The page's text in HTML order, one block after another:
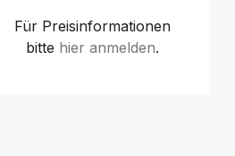
Für Preisinformationen
bitte hier anmelden.